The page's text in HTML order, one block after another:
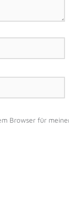
Browser für